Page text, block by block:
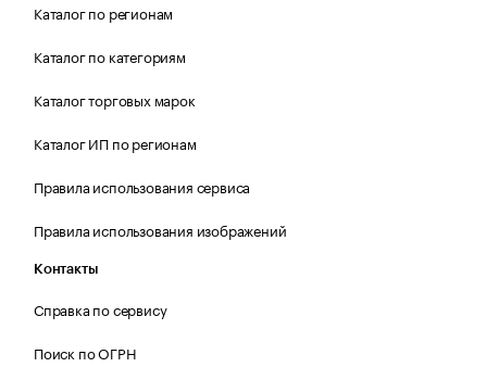
Каталог по регионам
Каталог по категориям
Каталог торговых марок
Каталог ИП по регионам
Правила использования сервиса
Правила использования изображений
Контакты
Справка по сервису
Поиск по ОГРН